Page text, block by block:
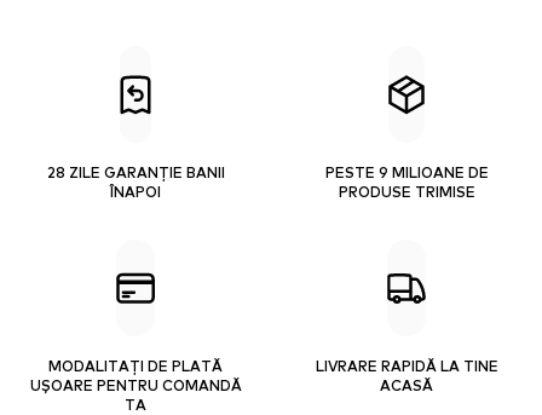
28 ZILE GARANȚIE BANII
ÎNAPOI
PESTE 9 MILIOANE DE
PRODUSE TRIMISE
MODALITAȚI DE PLATĂ
UȘOARE PENTRU COMANDĂ
TA
LIVRARE RAPIDĂ LA TINE
ACASĂ